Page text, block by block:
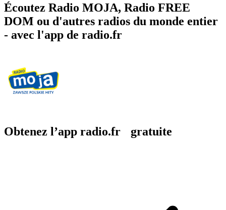
Écoutez Radio MOJA, Radio FREE
DOM ou d'autres radios du monde entier
- avec l'app de radio.fr
Obtenez l’app radio.fr gratuite